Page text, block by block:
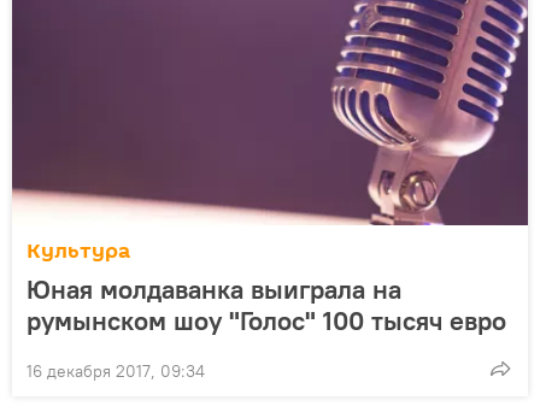
Культура
Юная молдаванка выиграла на
румынском шоу "Голос" 100 тысяч евро
16 декабря 2017, 09:34